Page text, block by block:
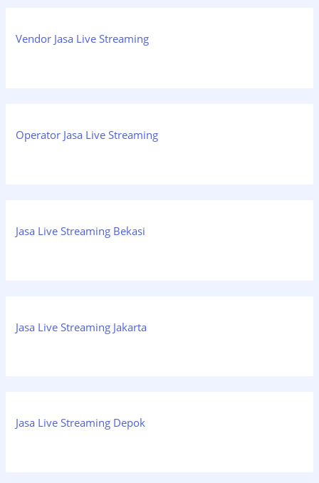
Vendor Jasa Live Streaming
Operator Jasa Live Streaming
Jasa Live Streaming Bekasi
Jasa Live Streaming Jakarta
Jasa Live Streaming Depok